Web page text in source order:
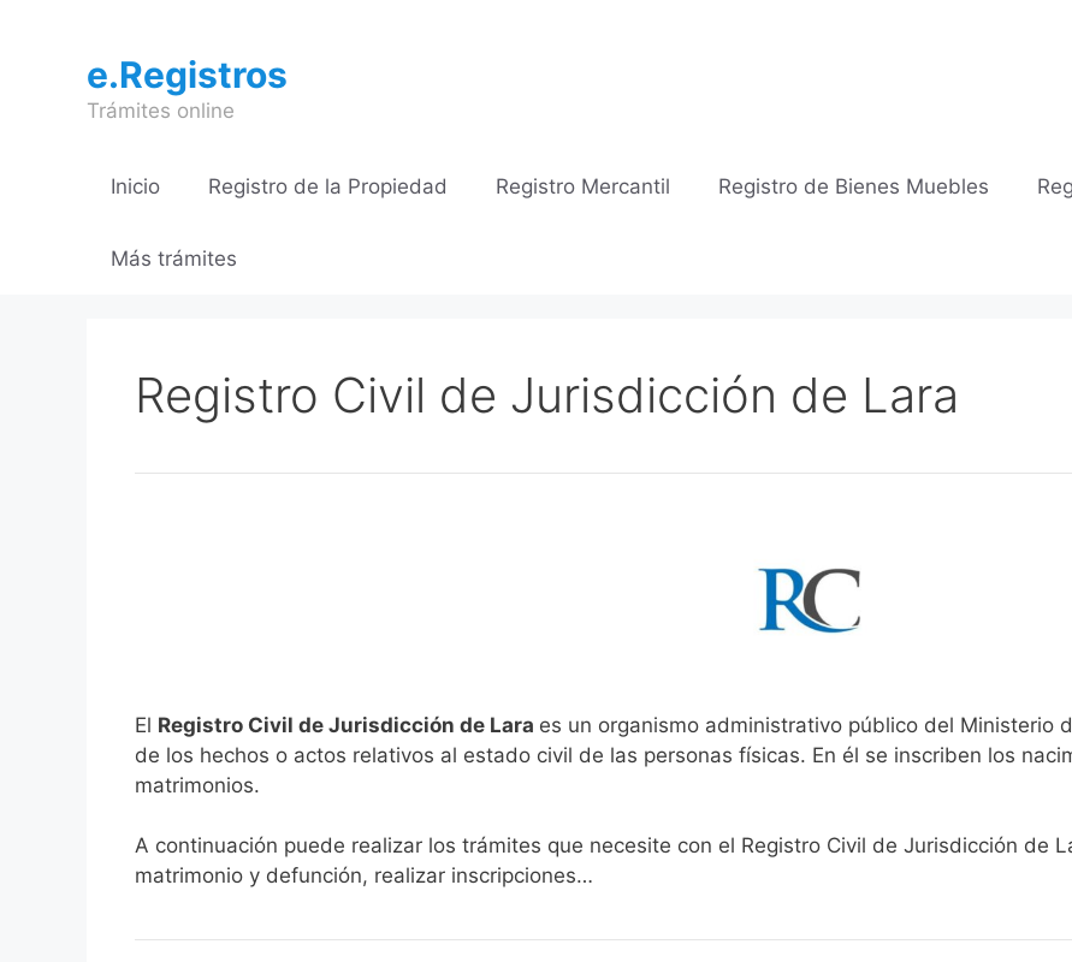
contenidoe.Registros
Trámites online
Inicio Registro de la Propiedad Registro Mercantil Registro de Bienes Muebles
Más trámites
Registro Civil de Jurisdicción de Lara
El Registro Civil de Jurisdicción de Lara es un organismo administrativo público del Ministerio
de los hechos o actos relativos al estado civil de las personas físicas. En él se inscriben los
matrimonios.
A continuación puede realizar los trámites que necesite con el Registro Civil de Jurisdicción de
matrimonio y defunción, realizar inscripciones…